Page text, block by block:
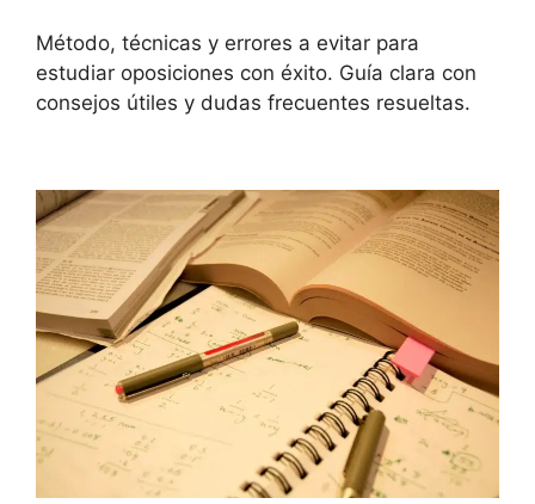
Método, técnicas y errores a evitar para
estudiar oposiciones con éxito. Guía clara con
consejos útiles y dudas frecuentes resueltas.